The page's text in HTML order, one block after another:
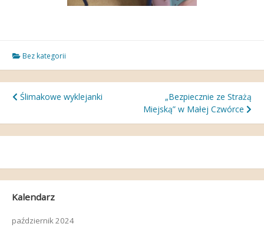
Bez kategorii
Nawigacja
wpisu
Ślimakowe wyklejanki
„Bezpiecznie ze Strażą
Miejską” w Małej Czwórce
Kalendarz
październik 2024